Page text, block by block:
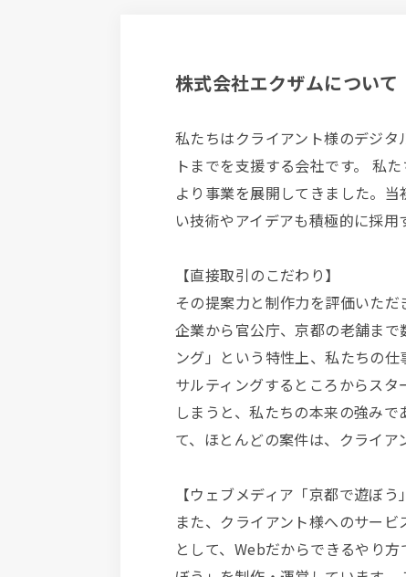
株式会社エクザムについて
私たちはクライアント様のデジ
トまでを支援する会社です。 私
より事業を展開してきました。
い技術やアイデアも積極的に採用
【直接取引のこだわり】
その提案力と制作力を評価いた
企業から官公庁、京都の老舗ま
ング」という特性上、私たちの
サルティングするところからス
しまうと、私たちの本来の強み
て、ほとんどの案件は、クライア
【ウェブメディア「京都で遊ぼう
また、クライアント様へのサー
として、Webだからできるやり